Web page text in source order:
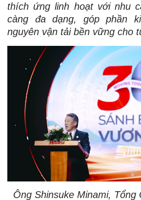
thích ứng linh hoạt với nhu
càng đa dạng, góp phần
nguyên vận tải bền vững cho
Ông Shinsuke Minami, Tổng